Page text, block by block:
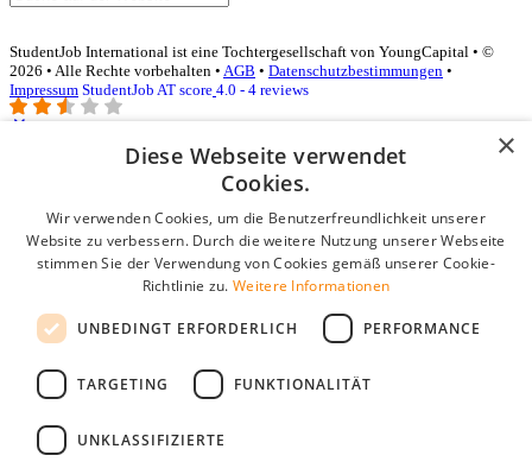
StudentJob International ist eine Tochtergesellschaft von YoungCapital • ©
2026 • Alle Rechte vorbehalten • AGB • Datenschutzbestimmungen •
Impressum StudentJob AT score 4.0 - 4 reviews
Login für Unternehmen
E-Mail*
Passwort
Angemeldet bleiben
Passwort vergessen?
Kostenloses Unternehmensprofil
Wenn Sie sich registriert haben, können Sie ein Unternehmensprofil
×
Diese Webseite verwendet
Cookies.
Wir verwenden Cookies, um die Benutzerfreundlichkeit unserer
Website zu verbessern. Durch die weitere Nutzung unserer Webseite
stimmen Sie der Verwendung von Cookies gemäß unserer Cookie-
Richtlinie zu. Weitere Informationen
UNBEDINGT ERFORDERLICH PERFORMANCE
TARGETING FUNKTIONALITÄT
UNKLASSIFIZIERTE